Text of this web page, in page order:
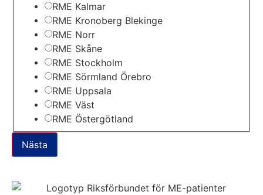
RME Kalmar
RME Kronoberg Blekinge
RME Norr
RME Skåne
RME Stockholm
RME Sörmland Örebro
RME Uppsala
RME Väst
RME Östergötland
Nästa